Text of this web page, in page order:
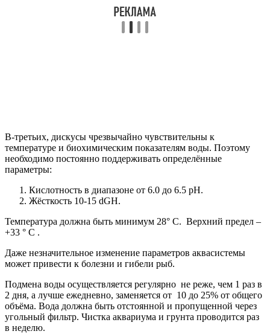
В-третьих, дискусы чрезвычайно чувствительны к
температуре и биохимическим показателям воды. Поэтому
необходимо постоянно поддерживать определённые
параметры:
Кислотность в диапазоне от 6.0 до 6.5 pH.
Жёсткость 10-15 dGH.
Температура должна быть минимум 28° C. Верхний предел –
+33 ° C .
Даже незначительное изменение параметров аквасистемы
может привести к болезни и гибели рыб.
Подмена воды осуществляется регулярно не реже, чем 1 раз в
2 дня, а лучше ежедневно, заменяется от 10 до 25% от общего
объёма. Вода должна быть отстоянной и пропущенной через
угольный фильтр. Чистка аквариума и грунта проводится раз
в неделю.